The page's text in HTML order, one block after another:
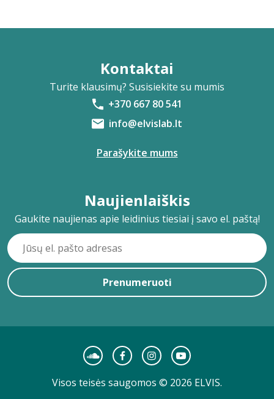
Kontaktai
Turite klausimų? Susisiekite su mumis
+370 667 80 541
info@elvislab.lt
Parašykite mums
Naujienlaiškis
Gaukite naujienas apie leidinius tiesiai į savo el. paštą!
Prenumeruoti
Visos teisės saugomos © 2026 ELVIS.